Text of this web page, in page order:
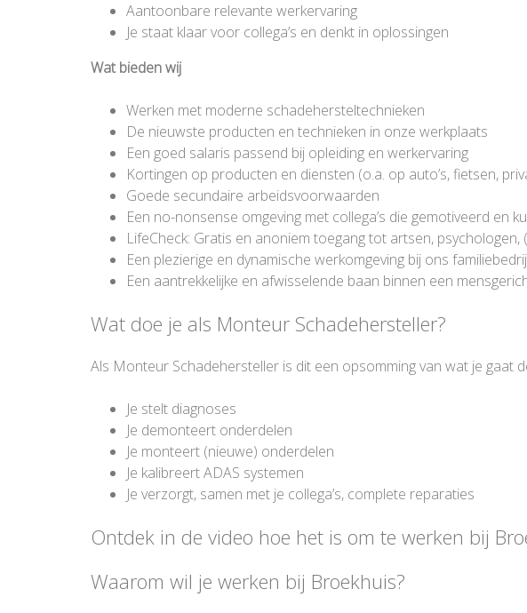
Aantoonbare relevante werkervaring
Je staat klaar voor collega’s en denkt in oplossingen
Wat bieden wij
Werken met moderne schadehersteltechnieken
De nieuwste producten en technieken in onze werkplaats
Een goed salaris passend bij opleiding en werkervaring
Kortingen op producten en diensten (o.a. op auto’s, fietsen,
Goede secundaire arbeidsvoorwaarden
Een no-nonsense omgeving met collega’s die gemotiveerd en
LifeCheck: Gratis en anoniem toegang tot artsen,
Een plezierige en dynamische werkomgeving bij ons
Een aantrekkelijke en afwisselende baan binnen een
Wat doe je als Monteur Schadehersteller?
Als Monteur Schadehersteller is dit een opsomming van wat je gaat
Je stelt diagnoses
Je demonteert onderdelen
Je monteert (nieuwe) onderdelen
Je kalibreert ADAS systemen
Je verzorgt, samen met je collega’s, complete reparaties
Ontdek in de video hoe het is om te werken bij
Waarom wil je werken bij Broekhuis?